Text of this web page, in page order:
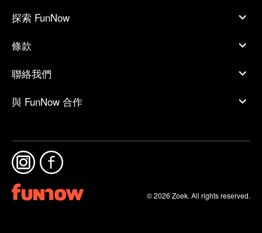
探索 FunNow
條款
聯絡我們
與 FunNow 合作
© 2026 Zoek. All rights reserved.